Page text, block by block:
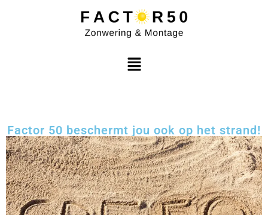
Factor 50 beschermt jou ook op het strand!